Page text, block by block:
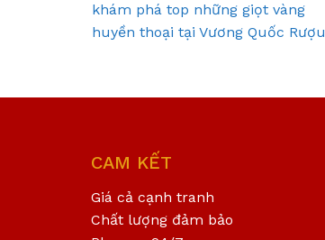
khám phá top những giọt vàng
huyền thoại tại Vương Quốc Rượu
CAM KẾT
Giá cả cạnh tranh
Chất lượng đảm bảo